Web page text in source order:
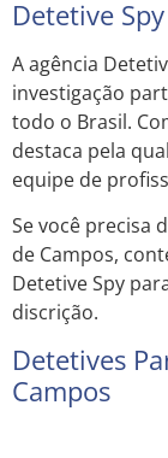
Detetive Spy
A agência
investigação
todo o Brasil.
destaca pela
equipe de
Se você precisa
de Campos,
Detetive Spy
discrição.
Detetives
Campos